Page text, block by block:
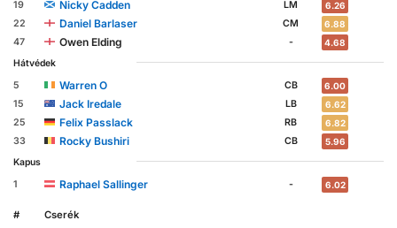
19 Nicky Cadden LM 6.26
22 Daniel Barlaser CM 6.88
47 Owen Elding - 4.68
Hátvédek
5
Warren O CB 6.00
15 Jack Iredale LB 6.62
25 Felix Passlack RB 6.82
33 Rocky Bushiri CB 5.96
Kapus
1
Raphael Sallinger - 6.02
# Cserék